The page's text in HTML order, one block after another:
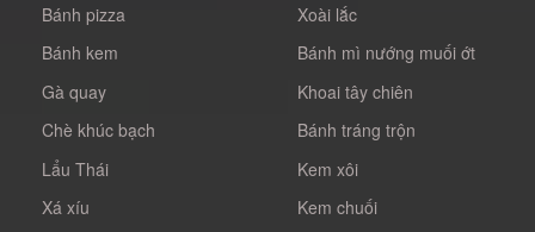
Bánh pizza
Bánh kem
Gà quay
Chè khúc bạch
Lẩu Thái
Xá xíu
Xoài lắc
Bánh mì nướng muối ớt
Khoai tây chiên
Bánh tráng trộn
Kem xôi
Kem chuối